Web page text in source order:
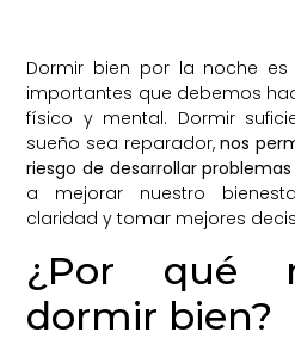
Dormir bien por la noche
importantes que debemos
físico y mental. Dormir
sueño sea reparador,nos
riesgo de desarrollar
a mejorar nuestro
claridad y tomar mejores
¿Por qué
dormir bien?